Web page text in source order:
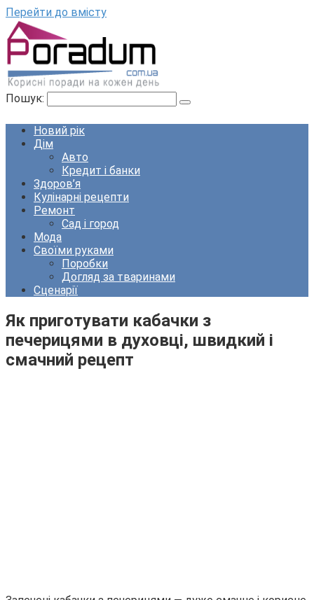
Перейти до вмісту
Пошук:
Новий рік
Дім
Авто
Кредит і банки
Здоров’я
Кулінарні рецепти
Ремонт
Сад і город
Мода
Своїми руками
Поробки
Догляд за тваринами
Сценарії
Як приготувати кабачки з
печерицями в духовці, швидкий і
смачний рецепт